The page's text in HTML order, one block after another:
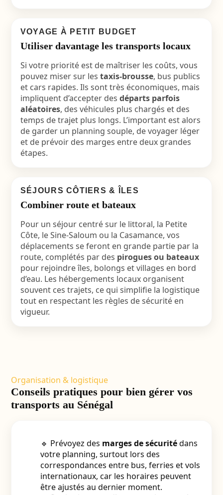
VOYAGE À PETIT BUDGET
Utiliser davantage les transports locaux
Si votre priorité est de maîtriser les coûts, vous
pouvez miser sur les taxis-brousse, bus publics
et cars rapides. Ils sont très économiques, mais
impliquent d’accepter des départs parfois
aléatoires, des véhicules plus chargés et des
temps de trajet plus longs. L’important est alors
de garder un planning souple, de voyager léger
et de prévoir des marges entre deux grandes
étapes.
SÉJOURS CÔTIERS & ÎLES
Combiner route et bateaux
Pour un séjour centré sur le littoral, la Petite
Côte, le Sine-Saloum ou la Casamance, vos
déplacements se feront en grande partie par la
route, complétés par des pirogues ou bateaux
pour rejoindre îles, bolongs et villages en bord
d’eau. Les hébergements locaux organisent
souvent ces trajets, ce qui simplifie la logistique
tout en respectant les règles de sécurité en
vigueur.
Organisation & logistique
Conseils pratiques pour bien gérer vos
transports au Sénégal
🔹 Prévoyez des marges de sécuritédans
votre planning, surtout lors des
correspondances entre bus, ferries et vols
internationaux, car les horaires peuvent
être ajustés au dernier moment.